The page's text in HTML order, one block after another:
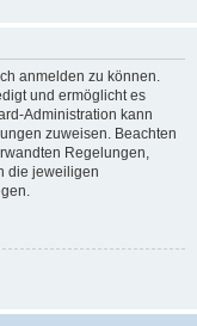
anmelden zu können.
und ermöglicht es
Administration kann
zuweisen. Beachten
Regelungen,
die jeweiligen